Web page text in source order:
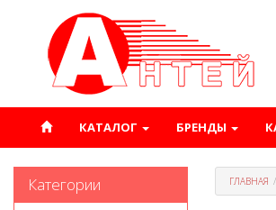
КАТАЛОГ БРЕНДЫ
Категории ГЛАВНАЯ